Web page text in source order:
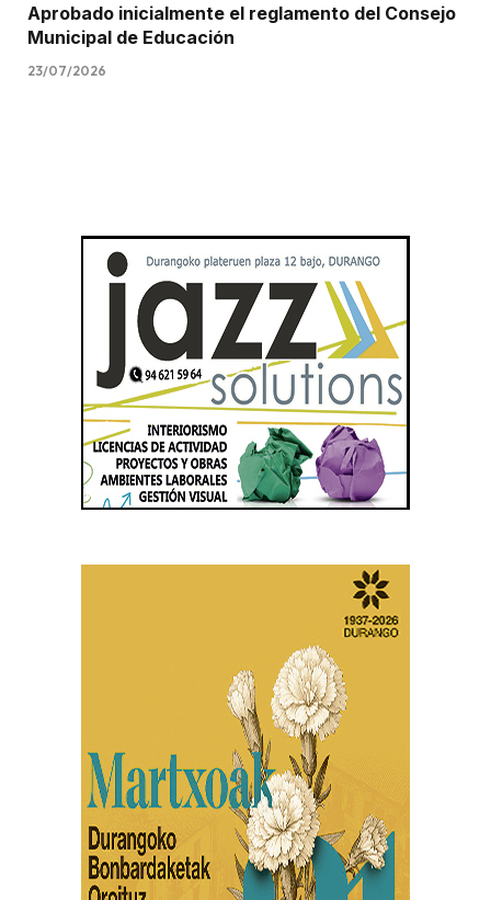
Aprobado inicialmente el reglamento del Consejo
Municipal de Educación
23/07/2026